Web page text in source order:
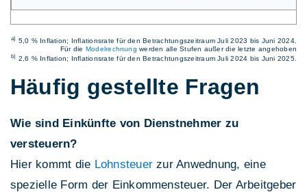
a) 5,0 % Inflation; Inflationsrate für den Betrachtungszeitraum Juli 2023 bis Juni 2024.
Für die Modelrechnung werden alle Stufen außer die letzte angehoben
b) 2,6 % Inflation; Inflationsrate für den Betrachtungszeitraum Juli 2024 bis Juni 2025.
Häufig gestellte Fragen
Wie sind Einkünfte von Dienstnehmer zu
versteuern?
Hier kommt die Lohnsteuer zur Anwednung, eine
spezielle Form der Einkommensteuer. Der Arbeitgeber